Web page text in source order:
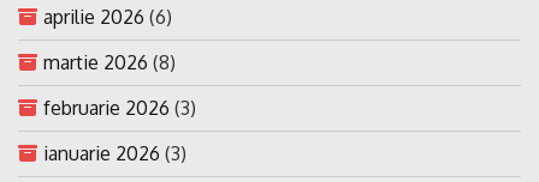
aprilie 2026 (6)
martie 2026 (8)
februarie 2026 (3)
ianuarie 2026 (3)